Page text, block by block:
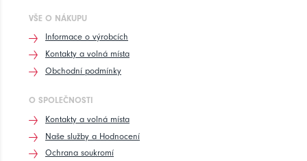
VŠE O NÁKUPU
Informace o výrobcích
Kontakty a volná místa
Obchodní podmínky
O SPOLEČNOSTI
Kontakty a volná místa
Naše služby a Hodnocení
Ochrana soukromí